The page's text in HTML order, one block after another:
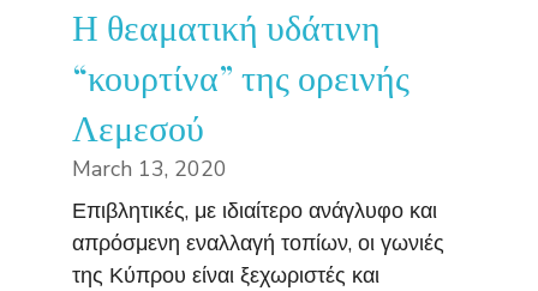
Η θεαματική υδάτινη
“κουρτίνα” της ορεινής
Λεμεσού
March 13, 2020
Επιβλητικές, με ιδιαίτερο ανάγλυφο και
απρόσμενη εναλλαγή τοπίων, οι γωνιές
της Κύπρου είναι ξεχωριστές και